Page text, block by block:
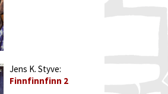
Jens K. Styve:
Finnfinnfinn 2